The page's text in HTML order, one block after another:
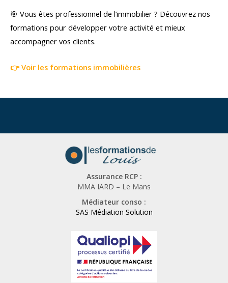
🎯 Vous êtes professionnel de l’immobilier ? Découvrez nos
formations pour développer votre activité et mieux
accompagner vos clients.
👉 Voir les formations immobilières
Assurance RCP :
MMA IARD – Le Mans
Médiateur conso :
SAS Médiation Solution